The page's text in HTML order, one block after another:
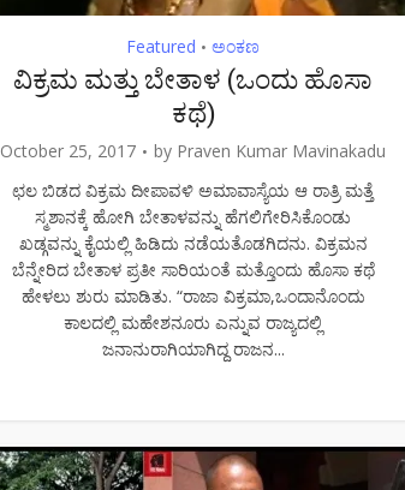
Featured • ಅಂಕಣ
ವಿಕ್ರಮ ಮತ್ತು ಬೇತಾಳ (ಒಂದು ಹೊಸಾ
ಕಥೆ)
October 25, 2017 by Praven Kumar Mavinakadu
ಛಲ ಬಿಡದ ವಿಕ್ರಮ ದೀಪಾವಳಿ ಅಮಾವಾಸ್ಯೆಯ ಆ ರಾತ್ರಿ ಮತ್ತೆ
ಸ್ಮಶಾನಕ್ಕೆ ಹೋಗಿ ಬೇತಾಳವನ್ನು ಹೆಗಲಿಗೇರಿಸಿಕೊಂಡು
ಖಡ್ಗವನ್ನು ಕೈಯಲ್ಲಿ ಹಿಡಿದು ನಡೆಯತೊಡಗಿದನು. ವಿಕ್ರಮನ
ಬೆನ್ನೇರಿದ ಬೇತಾಳ ಪ್ರತೀ ಸಾರಿಯಂತೆ ಮತ್ತೊಂದು ಹೊಸಾ ಕಥೆ
ಹೇಳಲು ಶುರು ಮಾಡಿತು. “ರಾಜಾ ವಿಕ್ರಮಾ,ಒಂದಾನೊಂದು
ಕಾಲದಲ್ಲಿ ಮಹೇಶನೂರು ಎನ್ನುವ ರಾಜ್ಯದಲ್ಲಿ
ಜನಾನುರಾಗಿಯಾಗಿದ್ದ ರಾಜನ...